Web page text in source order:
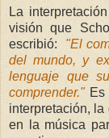
La
visión que
escribió: "El
del mundo, y
lenguaje que
comprender." Es
interpretación, la
en la música